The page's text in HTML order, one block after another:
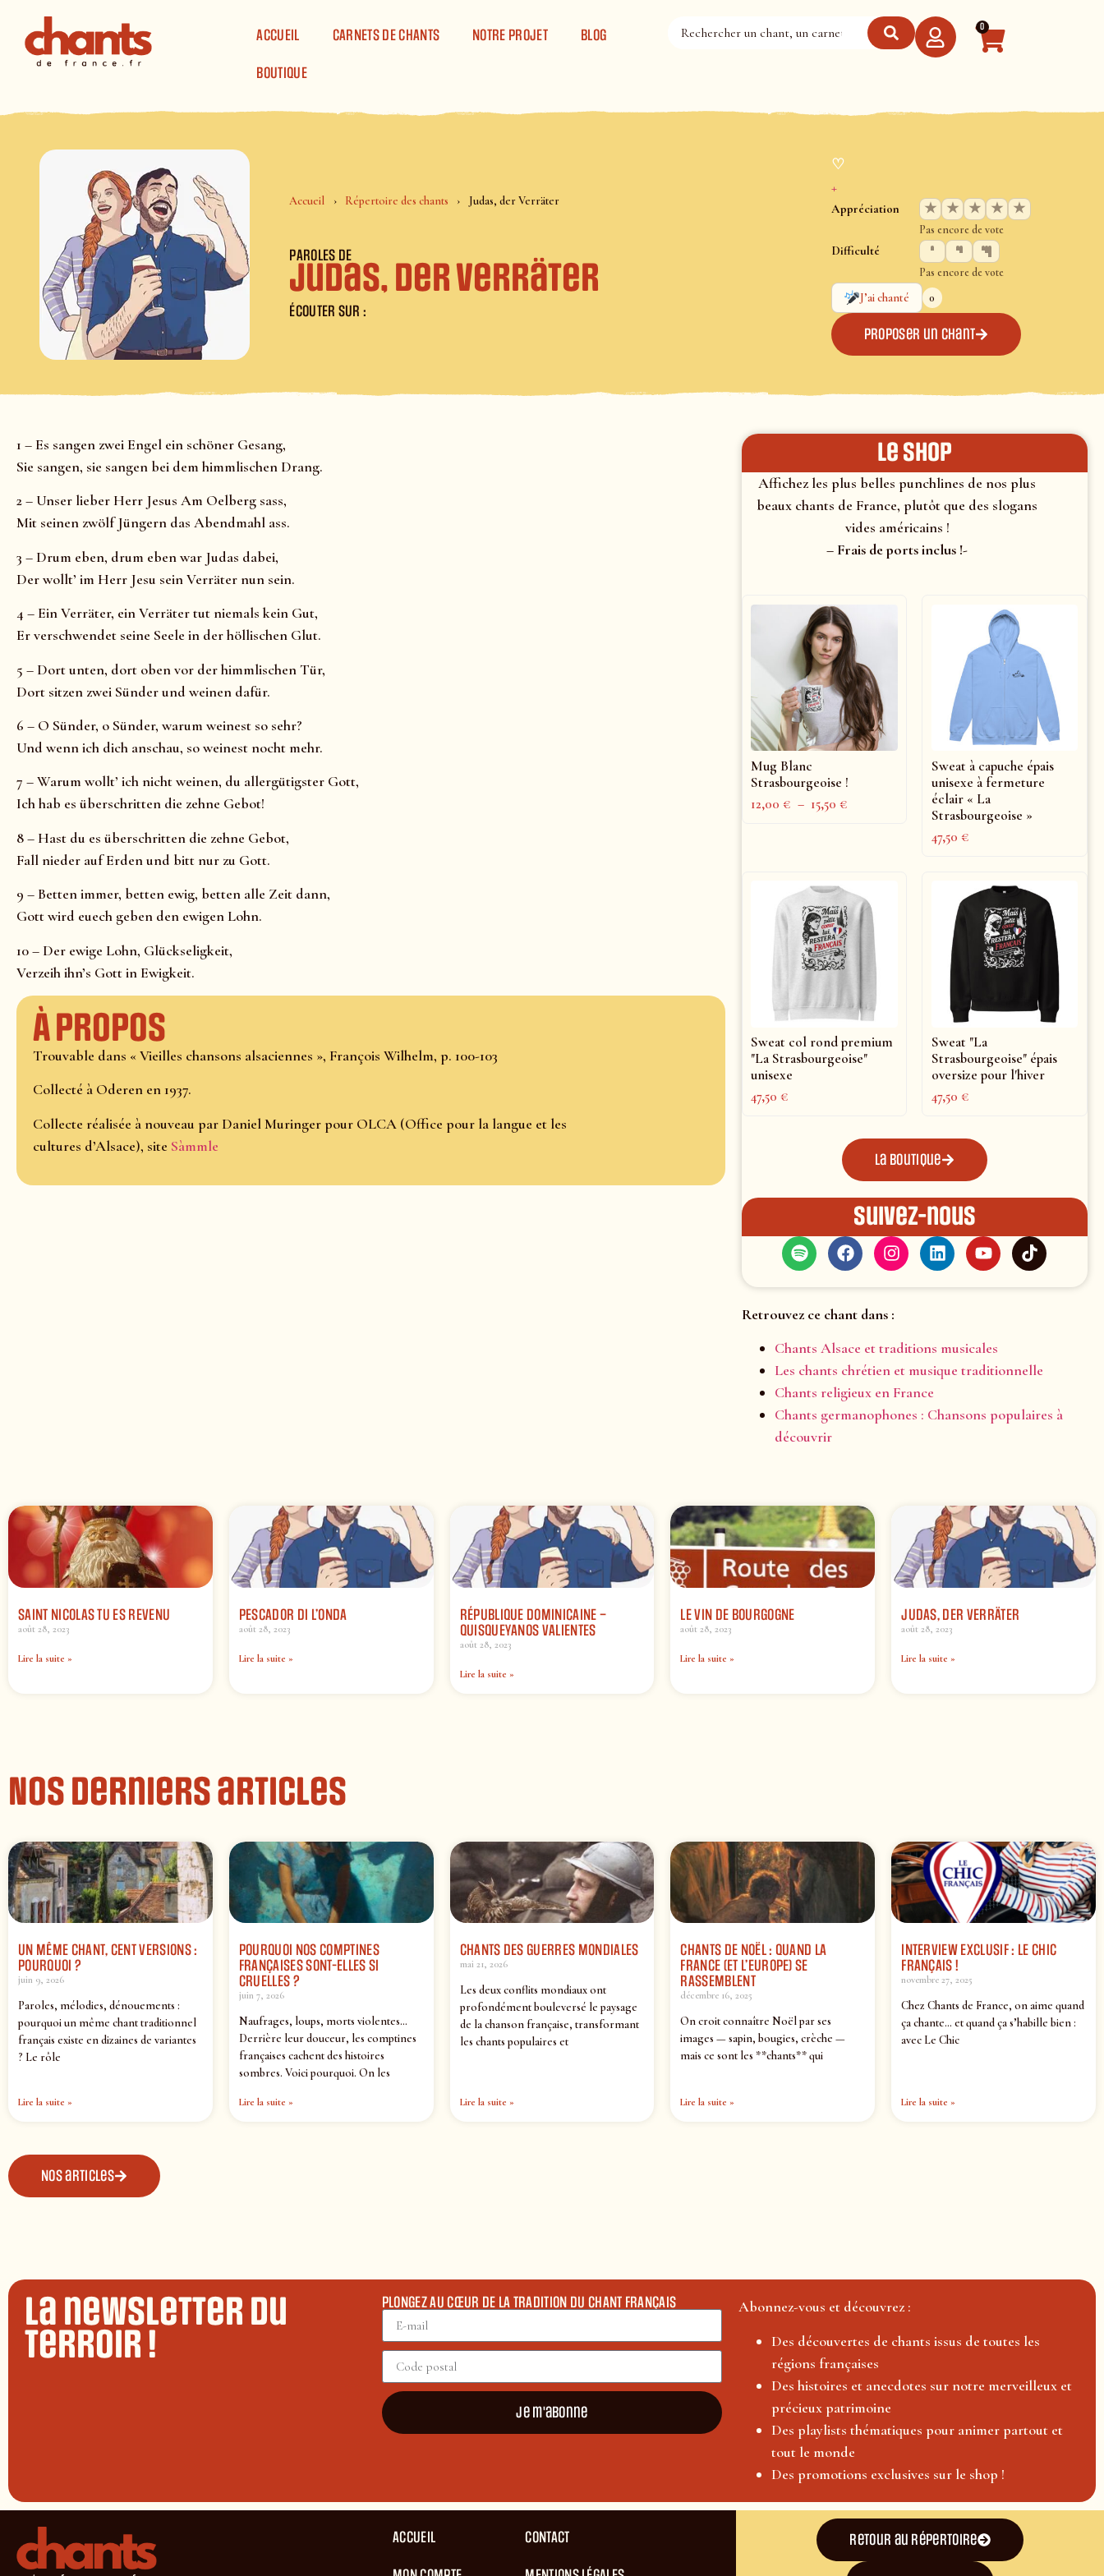
ACCUEIL
CARNETS DE CHANTS NOTRE PROJET BLOG
BOUTIQUE
0
Accueil Répertoire des chants Judas, der Verräter
PAROLES DE
Judas, der Verräter
ÉCOUTER SUR :
♡
+
Appréciation ★ ★ ★ ★ ★
Pas encore de vote
Difficulté
Pas encore de vote
J’ai chanté
0
Proposer un chant
1 – Es sangen zwei Engel ein schöner Gesang,
Sie sangen, sie sangen bei dem himmlischen Drang.
2 – Unser lieber Herr Jesus Am Oelberg sass,
Mit seinen zwölf Jüngern das Abendmahl ass.
3 – Drum eben, drum eben war Judas dabei,
Der wollt’ im Herr Jesu sein Verräter nun sein.
4 – Ein Verräter, ein Verräter tut niemals kein Gut,
Er verschwendet seine Seele in der höllischen Glut.
5 – Dort unten, dort oben vor der himmlischen Tür,
Dort sitzen zwei Sünder und weinen dafür.
6 – O Sünder, o Sünder, warum weinest so sehr?
Und wenn ich dich anschau, so weinest nocht mehr.
7 – Warum wollt’ ich nicht weinen, du allergütigster Gott,
Ich hab es überschritten die zehne Gebot!
8 – Hast du es überschritten die zehne Gebot,
Fall nieder auf Erden und bitt nur zu Gott.
9 – Betten immer, betten ewig, betten alle Zeit dann,
Gott wird euech geben den ewigen Lohn.
10 – Der ewige Lohn, Glückseligkeit,
Verzeih ihn’s Gott in Ewigkeit.
À propos
Trouvable dans « Vieilles chansons alsaciennes », François Wilhelm, p. 100-103
Collecté à Oderen en 1937.
Collecte réalisée à nouveau par Daniel Muringer pour OLCA (Office pour la langue et les
cultures d’Alsace), site Sàmmle
le shop
Affichez les plus belles punchlines de nos plus
beaux chants de France, plutôt que des slogans
vides américains !
– Frais de ports inclus !-
Mug Blanc
Strasbourgeoise !
12,00€ – 15,50€
Sweat à capuche épais
unisexe à fermeture
éclair « La
Strasbourgeoise »
47,50€
Sweat col rond premium
"La Strasbourgeoise"
unisexe
47,50€
Sweat "La
Strasbourgeoise" épais
oversize pour l'hiver
47,50€
La boutique
Suivez-nous
Retrouvez ce chant dans :
Chants Alsace et traditions musicales
Les chants chrétien et musique traditionnelle
Chants religieux en France
Chants germanophones : Chansons populaires à
découvrir
SAINT NICOLAS TU ES REVENU
août 28, 2023
Lire la suite »
PESCADOR DI L’ONDA
août 28, 2023
Lire la suite »
RÉPUBLIQUE DOMINICAINE –
QUISQUEYANOS VALIENTES
août 28, 2023
Lire la suite »
LE VIN DE BOURGOGNE
août 28, 2023
Lire la suite »
JUDAS, DER VERRÄTER
août 28, 2023
Lire la suite »
Nos derniers articles
UN MÊME CHANT, CENT VERSIONS :
POURQUOI ?
juin 9, 2026
Paroles, mélodies, dénouements :
pourquoi un même chant traditionnel
français existe en dizaines de variantes
? Le rôle
Lire la suite »
POURQUOI NOS COMPTINES
FRANÇAISES SONT-ELLES SI
CRUELLES ?
juin 7, 2026
Naufrages, loups, morts violentes…
Derrière leur douceur, les comptines
françaises cachent des histoires
sombres. Voici pourquoi. On les
Lire la suite »
CHANTS DES GUERRES MONDIALES
mai 21, 2026
Les deux conflits mondiaux ont
profondément bouleversé le paysage
de la chanson française, transformant
les chants populaires et
Lire la suite »
CHANTS DE NOËL : QUAND LA
FRANCE (ET L’EUROPE) SE
RASSEMBLENT
décembre 16, 2025
On croit connaître Noël par ses
images — sapin, bougies, crèche —
mais ce sont les **chants** qui
Lire la suite »
INTERVIEW EXCLUSIF : LE CHIC
FRANÇAIS !
novembre 27, 2025
Chez Chants de France, on aime quand
ça chante… et quand ça s’habille bien :
avec Le Chic
Lire la suite »
Nos articles
La newsletter du
terroir !
PLONGEZ AU CŒUR DE LA TRADITION DU CHANT FRANÇAIS
Je m'abonne
Abonnez-vous et découvrez :
Des découvertes de chants issus de toutes les
régions françaises
Des histoires et anecdotes sur notre merveilleux et
précieux patrimoine
Des playlists thématiques pour animer partout et
tout le monde
Des promotions exclusives sur le shop !
ACCUEIL CONTACT Retour au répertoire